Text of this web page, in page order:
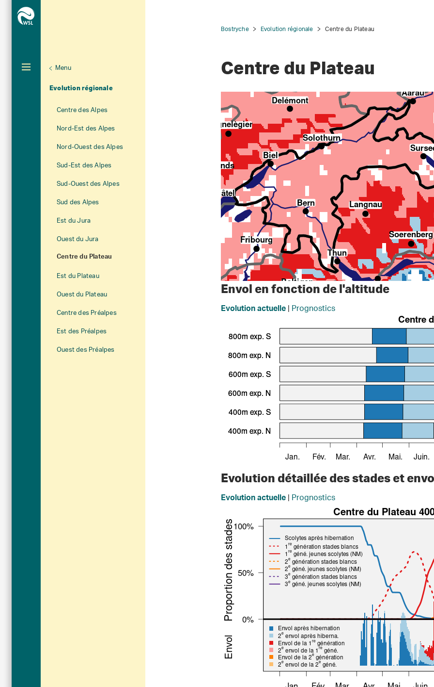
Menu
Evolution régionale
Aktuelle Navigation
Centre des Alpes
Nord-Est des Alpes
Nord-Ouest des Alpes
Sud-Est des Alpes
Sud-Ouest des Alpes
Sud des Alpes
Est du Jura
Ouest du Jura
Centre du Plateau
Est du Plateau
Ouest du Plateau
Centre des Préalpes
Est des Préalpes
Ouest des Préalpes
Bostryche Evolution régionale Centre du Plateau
Centre du Plateau
Envol en fonction de l'altitude
Evolution actuelle|Prognostics
Evolution détaillée des stades et
Evolution actuelle|Prognostics